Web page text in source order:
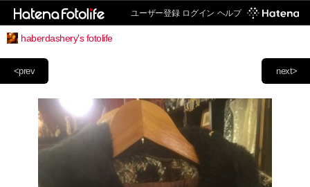
ユーザー登録 ログイン ヘルプ
haberdashery's fotolife
next>
<prev